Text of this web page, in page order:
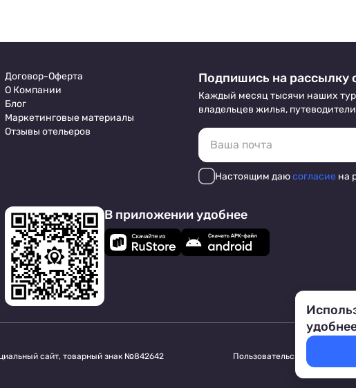
Договор-Оферта
О Компании
Блог
Маркетинговые материалы
Отзывы отельеров
Подпишись на рассылку
Каждый месяц тысячи наших
владельцев жилья,
Настоящим даюсогласие на
В приложении удобнее
сайт, товарный знак №842642
Пользовательское соглашение